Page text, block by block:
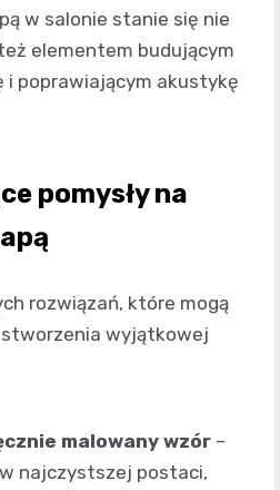
w salonie stanie się nie
elementem budującym
poprawiającym akustykę
pomysły na
rozwiązań, które mogą
stworzenia wyjątkowej
malowany wzór –
najczystszej postaci,